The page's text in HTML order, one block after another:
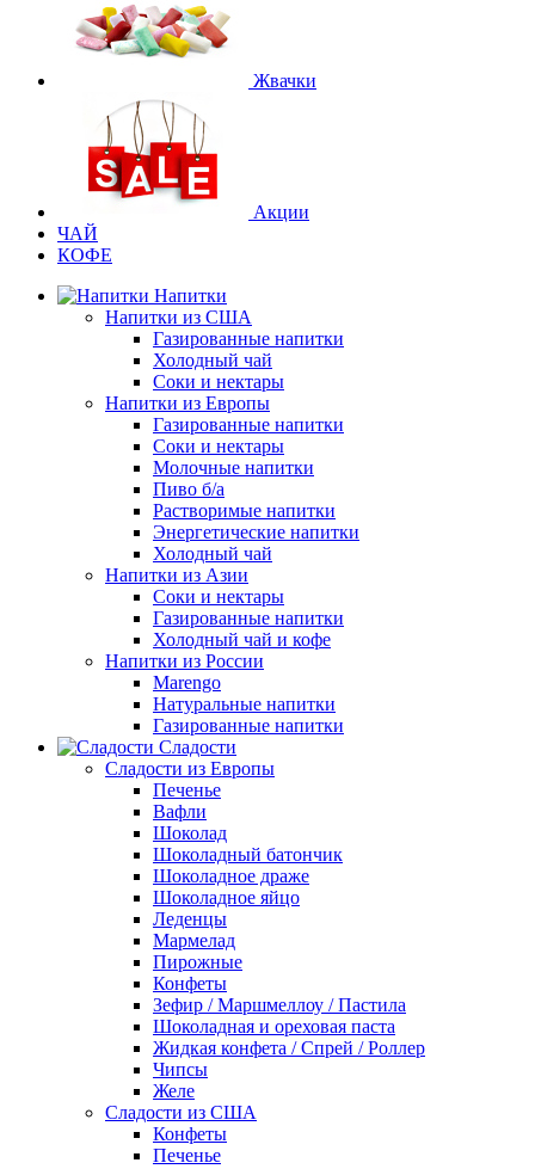
Жвачки
Акции
ЧАЙ
КОФЕ
Напитки
Напитки из США
Газированные напитки
Холодный чай
Соки и нектары
Напитки из Европы
Газированные напитки
Соки и нектары
Молочные напитки
Пиво б/а
Растворимые напитки
Энергетические напитки
Холодный чай
Напитки из Азии
Соки и нектары
Газированные напитки
Холодный чай и кофе
Напитки из России
Marengo
Натуральные напитки
Газированные напитки
Сладости
Сладости из Европы
Печенье
Вафли
Шоколад
Шоколадный батончик
Шоколадное драже
Шоколадное яйцо
Леденцы
Мармелад
Пирожные
Конфеты
Зефир / Маршмеллоу / Пастила
Шоколадная и ореховая паста
Жидкая конфета / Спрей / Роллер
Чипсы
Желе
Сладости из США
Конфеты
Печенье